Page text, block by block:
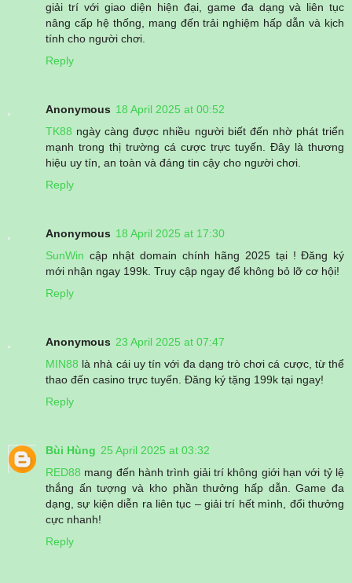
giải trí với giao diện hiện đại, game đa dạng và liên tục
nâng cấp hệ thống, mang đến trải nghiệm hấp dẫn và kịch
tính cho người chơi.
Reply
Anonymous 18 April 2025 at 00:52
TK88 ngày càng được nhiều người biết đến nhờ phát triển
mạnh trong thị trường cá cược trực tuyến. Đây là thương
hiệu uy tín, an toàn và đáng tin cậy cho người chơi.
Reply
Anonymous 18 April 2025 at 17:30
SunWin cập nhật domain chính hãng 2025 tại ! Đăng ký
mới nhận ngay 199k. Truy cập ngay để không bỏ lỡ cơ hội!
Reply
Anonymous 23 April 2025 at 07:47
MIN88 là nhà cái uy tín với đa dạng trò chơi cá cược, từ thể
thao đến casino trực tuyến. Đăng ký tặng 199k tại ngay!
Reply
Bùi Hùng 25 April 2025 at 03:32
RED88 mang đến hành trình giải trí không giới hạn với tỷ lệ
thắng ấn tượng và kho phần thưởng hấp dẫn. Game đa
dạng, sự kiện diễn ra liên tục – giải trí hết mình, đổi thưởng
cực nhanh!
Reply